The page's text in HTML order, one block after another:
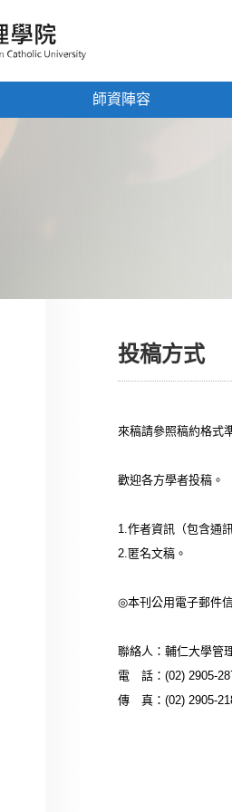
師資陣容
投稿方式
來稿請參照稿約格式
歡迎各方學者投稿。
1.作者資訊（包含通
2.匿名文稿。
◎本刊公用電子郵件
聯絡人：輔仁大學管
電 話：(02) 2905-
傳 真：(02) 2905-